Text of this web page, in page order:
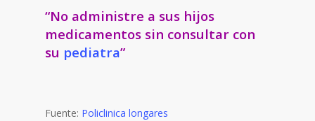
“No administre a sus hijos
medicamentos sin consultar con
su pediatra”
Fuente: Policlinica longares